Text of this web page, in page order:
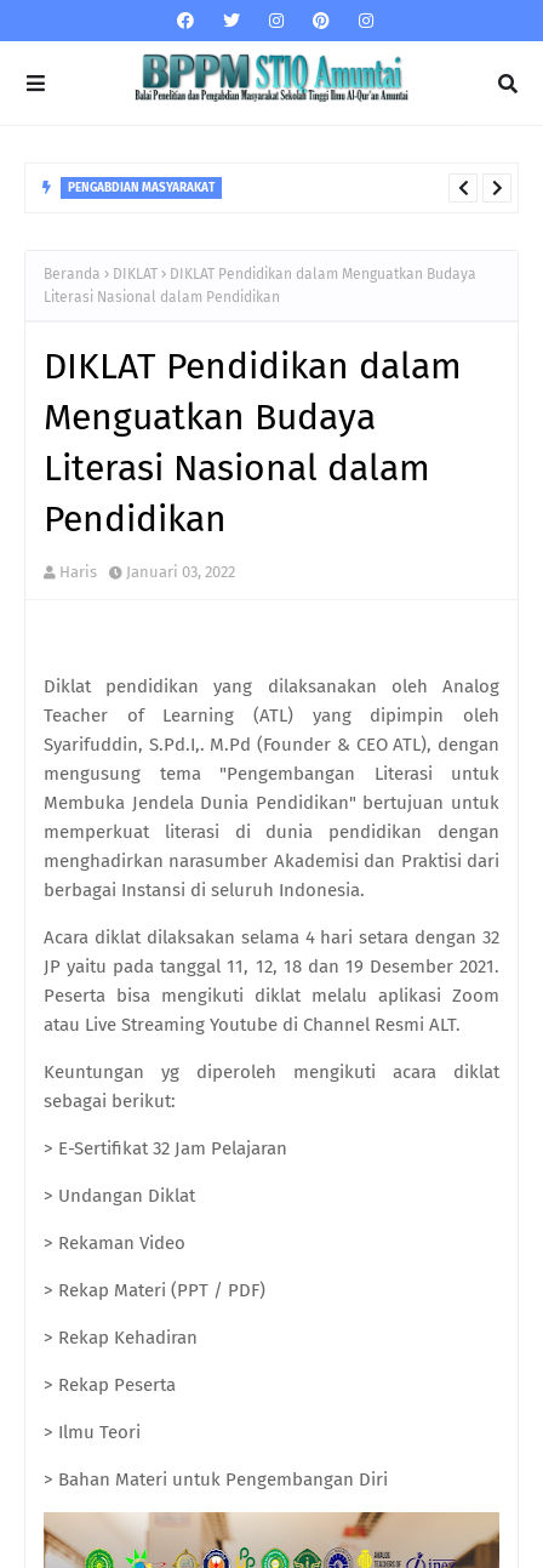
PENGABDIAN MASYARAKAT
Beranda DIKLAT
DIKLAT Pendidikan dalam Menguatkan Budaya
Literasi Nasional dalam Pendidikan
DIKLAT Pendidikan dalam
Menguatkan Budaya
Literasi Nasional dalam
Pendidikan
Haris Januari 03, 2022
Diklat pendidikan yang dilaksanakan oleh Analog
Teacher of Learning (ATL) yang dipimpin oleh
Syarifuddin, S.Pd.I,. M.Pd (Founder & CEO ATL), dengan
mengusung tema "Pengembangan Literasi untuk
Membuka Jendela Dunia Pendidikan" bertujuan untuk
memperkuat literasi di dunia pendidikan dengan
menghadirkan narasumber Akademisi dan Praktisi dari
berbagai Instansi di seluruh Indonesia.
Acara diklat dilaksakan selama 4 hari setara dengan 32
JP yaitu pada tanggal 11, 12, 18 dan 19 Desember 2021.
Peserta bisa mengikuti diklat melalu aplikasi Zoom
atau Live Streaming Youtube di Channel Resmi ALT.
Keuntungan yg diperoleh mengikuti acara diklat
sebagai berikut:
> E-Sertifikat 32 Jam Pelajaran
> Undangan Diklat
> Rekaman Video
> Rekap Materi (PPT / PDF)
> Rekap Kehadiran
> Rekap Peserta
> Ilmu Teori
> Bahan Materi untuk Pengembangan Diri